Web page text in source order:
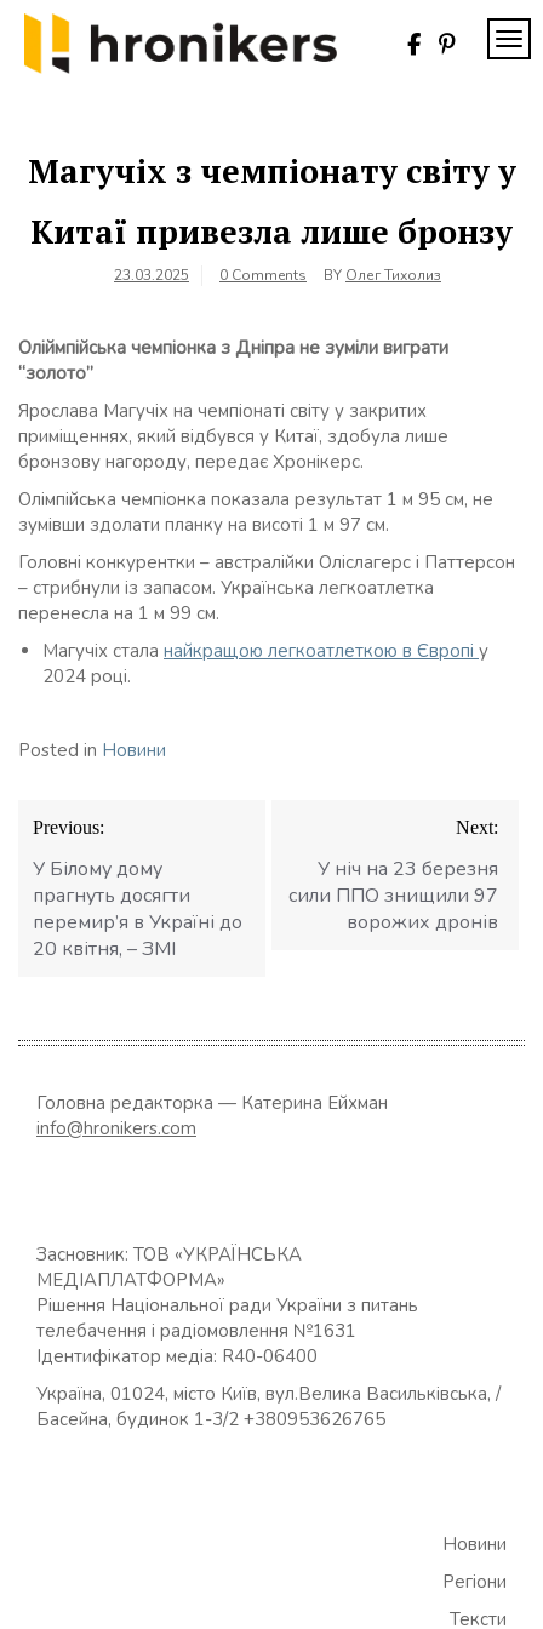
Skip
content
Магучіх з чемпіонату світу у
Китаї привезла лише бронзу
23.03.2025 0 Comments BY Олег Тихолиз
Оліймпійська чемпіонка з Дніпра не зуміли виграти
“золото”
Ярослава Магучіх на чемпіонаті світу у закритих
приміщеннях, який відбувся у Китаї, здобула лише
бронзову нагороду, передає Хронікерс.
Олімпійська чемпіонка показала результат 1 м 95 см, не
зумівши здолати планку на висоті 1 м 97 см.
Головні конкурентки – австралійки Оліслагерс і Паттерсон
– стрибнули із запасом. Українська легкоатлетка
перенесла на 1 м 99 см.
Магучіх стала найкращою легкоатлеткою в Європі у
2024 році.
Posted in Новини
Навігація
записів
Previous:
У Білому дому
прагнуть досягти
перемир’я в Україні до
20 квітня, – ЗМІ
Next:
У ніч на 23 березня
сили ППО знищили 97
ворожих дронів
Головна редакторка — Катерина Ейхман
info@hronikers.com
Засновник: ТОВ «УКРАЇНСЬКА
МЕДІАПЛАТФОРМА»
Рішення Національної ради України з питань
телебачення і радіомовлення №1631
Ідентифікатор медіа: R40-06400
Україна, 01024, місто Київ, вул.Велика Васильківська, /
Басейна, будинок 1-3/2 +380953626765
Новини
Регіони
Тексти